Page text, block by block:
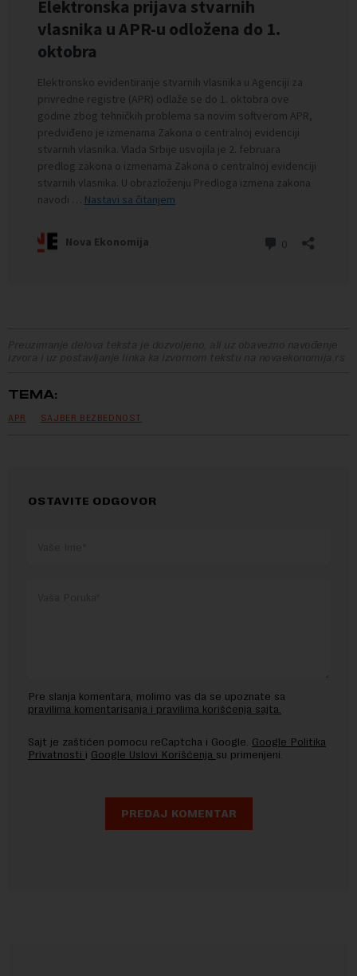
Preuzimanje delova teksta je dozvoljeno, ali uz obavezno navođenje
izvora i uz postavljanje linka ka izvornom tekstu na novaekonomija.rs
TEMA:
APR SAJBER BEZBEDNOST
OSTAVITE ODGOVOR
Pre slanja komentara, molimo vas da se upoznate sa
pravilima komentarisanja i pravilima korišćenja sajta.
Sajt je zaštićen pomocu reCaptcha i Google. Google Politika
Privatnosti i Google Uslovi Korišćenja su primenjeni.